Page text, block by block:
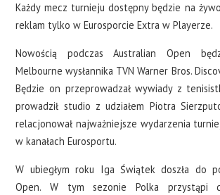
Każdy mecz turnieju dostępny będzie na
reklam tylko w Eurosporcie Extra w Playerze.
Nowością podczas Australian Open
Melbourne wysłannika TVN Warner Bros.
Będzie on przeprowadzał wywiady z
prowadził studio z udziałem Piotra
relacjonował najważniejsze wydarzenia
w kanałach Eurosportu.
W ubiegłym roku Iga Świątek doszła do
Open. W tym sezonie Polka przystąpi